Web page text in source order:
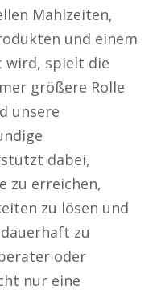
Mahlzeiten,
und einem
wird, spielt die
größere Rolle
unsere
dabei,
zu erreichen,
zu lösen und
zu
oder
nur eine